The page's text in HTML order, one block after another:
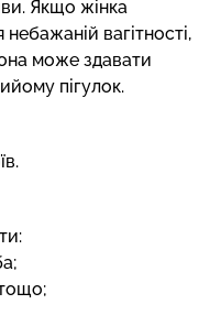
Якщо жінка
вагітності,
може здавати
пігулок.